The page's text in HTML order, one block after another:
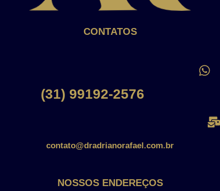
CONTATOS
(31) 99192-2576
contato@dradrianorafael.com.br
NOSSOS ENDEREÇOS